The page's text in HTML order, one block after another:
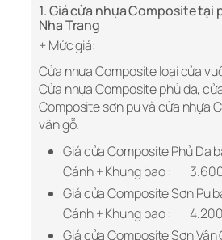
1. Giá cửa nhựa Composite tại
Nha Trang
+ Mức giá:
Cửa nhựa Composite loại cửa
Cửa nhựa Composite phủ da,
Composite sơn pu và cửa nhựa
vân gỗ.
Giá cửa Composite Phủ Da
Cánh + Khung bao :
Giá cửa Composite Sơn Pu
Cánh + Khung bao :
Giá cửa Composite Sơn Vân